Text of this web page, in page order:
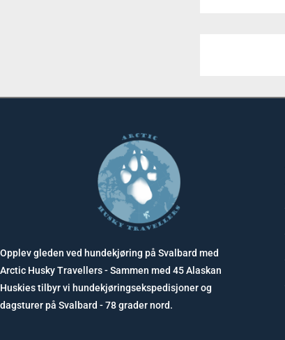
Opplev gleden ved hundekjøring på Svalbard med
Arctic Husky Travellers - Sammen med 45 Alaskan
Huskies tilbyr vi hundekjøringsekspedisjoner og
dagsturer på Svalbard - 78 grader nord.